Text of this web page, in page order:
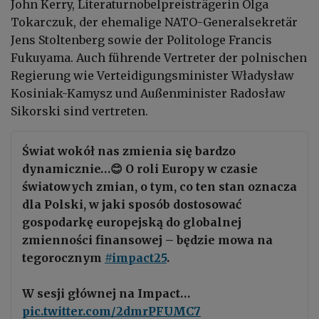
John Kerry, Literaturnobelpreisträgerin Olga
Tokarczuk, der ehemalige NATO-Generalsekretär
Jens Stoltenberg sowie der Politologe Francis
Fukuyama. Auch führende Vertreter der polnischen
Regierung wie Verteidigungsminister Władysław
Kosiniak-Kamysz und Außenminister Radosław
Sikorski sind vertreten.
Świat wokół nas zmienia się bardzo
dynamicznie…😊 O roli Europy w czasie
światowych zmian, o tym, co ten stan oznacza
dla Polski, w jaki sposób dostosować
gospodarkę europejską do globalnej
zmienności finansowej – będzie mowa na
tegorocznym #impact25.
W sesji głównej na Impact…
pic.twitter.com/2dmrPFUMC7